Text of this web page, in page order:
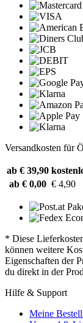
Versandkosten für
ab € 39,90
ab € 0,00 € 4,90
* Diese
können weitere
Eigenschaften der
du direkt in der
Hilfe & Support
Meine